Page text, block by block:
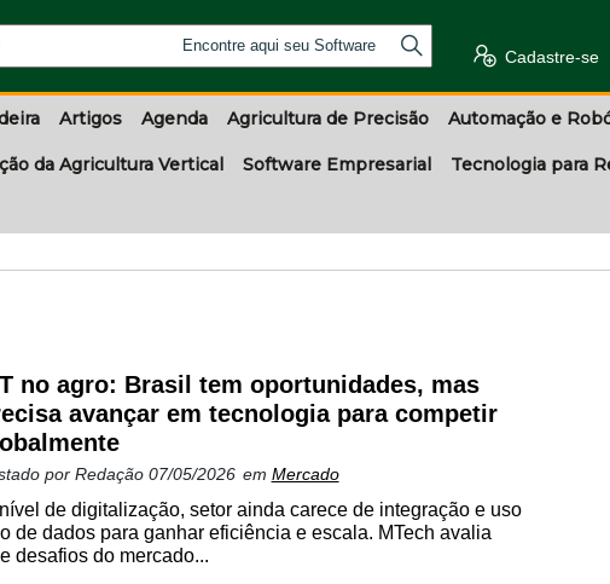
Encontre aqui seu Software
Cadastre-se
Artigos Agenda Agricultura de Precisão Automação e
da Agricultura Vertical Software Empresarial Tecnologia para
no agro: Brasil tem oportunidades, mas
avançar em tecnologia para competir
por Redação 07/05/2026 em Mercado
de digitalização, setor ainda carece de integração e uso
de dados para ganhar eficiência e escala. MTech avalia
desafios do mercado...